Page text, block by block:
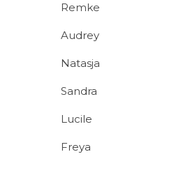
Remke
Audrey
Natasja
Sandra
Lucile
Freya